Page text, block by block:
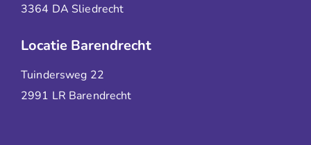
3364 DA Sliedrecht
Locatie Barendrecht
Tuindersweg 22
2991 LR Barendrecht